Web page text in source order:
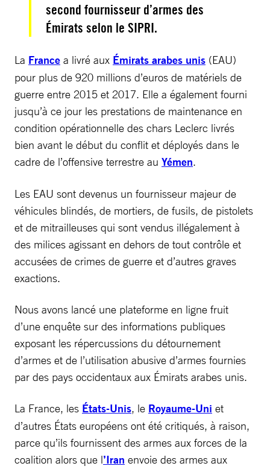
second fournisseur d’armes des
Émirats selon le SIPRI.
La France a livré aux Émirats arabes unis (EAU)
pour plus de 920 millions d’euros de matériels de
guerre entre 2015 et 2017. Elle a également fourni
jusqu’à ce jour les prestations de maintenance en
condition opérationnelle des chars Leclerc livrés
bien avant le début du conflit et déployés dans le
cadre de l’offensive terrestre au Yémen.
Les EAU sont devenus un fournisseur majeur de
véhicules blindés, de mortiers, de fusils, de pistolets
et de mitrailleuses qui sont vendus illégalement à
des milices agissant en dehors de tout contrôle et
accusées de crimes de guerre et d’autres graves
exactions.
Nous avons lancé une plateforme en ligne fruit
d’une enquête sur des informations publiques
exposant les répercussions du détournement
d’armes et de l’utilisation abusive d’armes fournies
par des pays occidentaux aux Émirats arabes unis.
La France, les États-Unis, le Royaume-Uni et
d’autres États européens ont été critiqués, à raison,
parce qu’ils fournissent des armes aux forces de la
coalition alors que l’Iran envoie des armes aux